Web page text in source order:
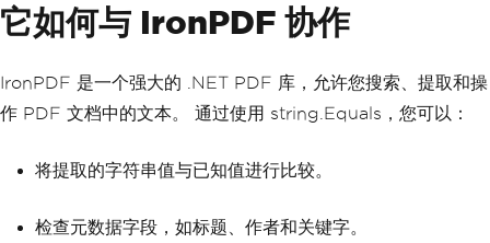
它如何与 IronPDF 协作
IronPDF 是一个强大的 .NET PDF 库，允许您搜索、提取和操
作 PDF 文档中的文本。 通过使用 string.Equals，您可以：
将提取的字符串值与已知值进行比较。
检查元数据字段，如标题、作者和关键字。